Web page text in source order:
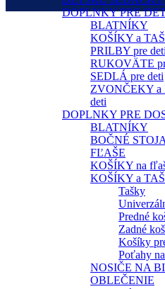
DOPLNKY PRE
BLATNÍKY
KOŠÍKY a
PRILBY pre deti
RUKOVÄTE
SEDLÁ pre deti
ZVONČEKY
deti
DOPLNKY PRE
BLATNÍKY
BOČNÉ
FĽAŠE
KOŠÍKY na
KOŠÍKY a
Tašky
Predné
Zadné
Košíky
Poťahy
NOSIČE NA
OBLEČENIE